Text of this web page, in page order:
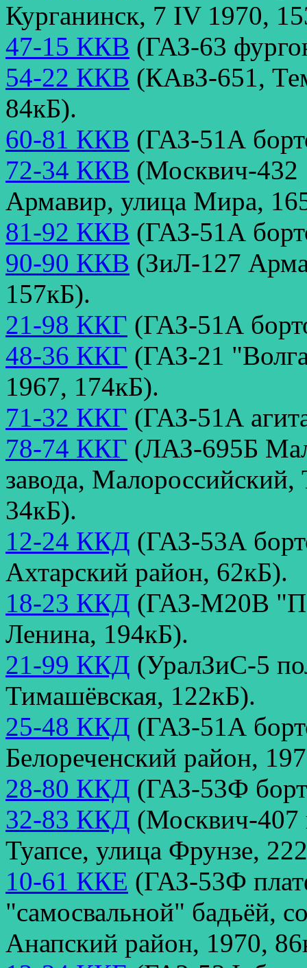
Курганинск, 7 IV 1970,
47-15 ККВ (ГАЗ-63
54-22 ККВ (КАвЗ-651,
84кБ).
60-81 ККВ (ГАЗ-51А
72-34 ККВ (Москвич-432
Армавир, улица Мира,
81-92 ККВ (ГАЗ-51А
90-90 ККВ (ЗиЛ-127
157кБ).
21-98 ККГ (ГАЗ-51А
48-36 ККГ (ГАЗ-21
1967, 174кБ).
71-32 ККГ (ГАЗ-51А
78-74 ККГ (ЛАЗ-695Б
завода,
34кБ).
12-24 ККД (ГАЗ-53А
Ахтарский район, 62кБ).
18-23 ККД (ГАЗ-М20В
Ленина, 194кБ).
21-99 ККД (УралЗиС-5
Тимашёвская, 122кБ).
25-48 ККД (ГАЗ-51А
Белореченский район,
28-80 ККД (ГАЗ-53Ф
32-83 ККД (Москвич-407
Туапсе, улица Фрунзе,
10-61 ККЕ (ГАЗ-53Ф
"самосвальной" бадьёй,
Анапский район, 1970,